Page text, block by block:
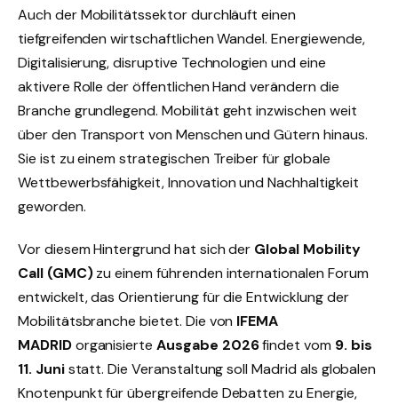
Auch der Mobilitätssektor durchläuft einen
tiefgreifenden wirtschaftlichen Wandel. Energiewende,
Digitalisierung, disruptive Technologien und eine
aktivere Rolle der öffentlichen Hand verändern die
Branche grundlegend. Mobilität geht inzwischen weit
über den Transport von Menschen und Gütern hinaus.
Sie ist zu einem strategischen Treiber für globale
Wettbewerbsfähigkeit, Innovation und Nachhaltigkeit
geworden.
Vor diesem Hintergrund hat sich der Global Mobility
Call (GMC)zu einem führenden internationalen Forum
entwickelt, das Orientierung für die Entwicklung der
Mobilitätsbranche bietet. Die von IFEMA
MADRIDorganisierteAusgabe 2026findet vom 9. bis
11. Junistatt. Die Veranstaltung soll Madrid als globalen
Knotenpunkt für übergreifende Debatten zu Energie,